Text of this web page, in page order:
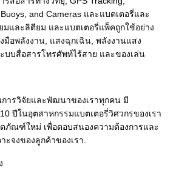
and Cameras และแบตเตอรี่และ
มและลิตียม และแบตเตอรี่แพ็คถูกใช้อย่าง
มือพลังงาน, แสงฉุกเฉิน, พลังงานแสง
บบสื่อสารโทรศัพท์ไร้สาย และของเล่น
ารวิจัยและพัฒนาของเราทุกคน มี
ปีในอุตสาหกรรมแบตเตอรี่วิศวกรของเรา
ณฑ์ใหม่ เพื่อตอบสนองความต้องการและ
ะจงของลูกค้าของเรา.